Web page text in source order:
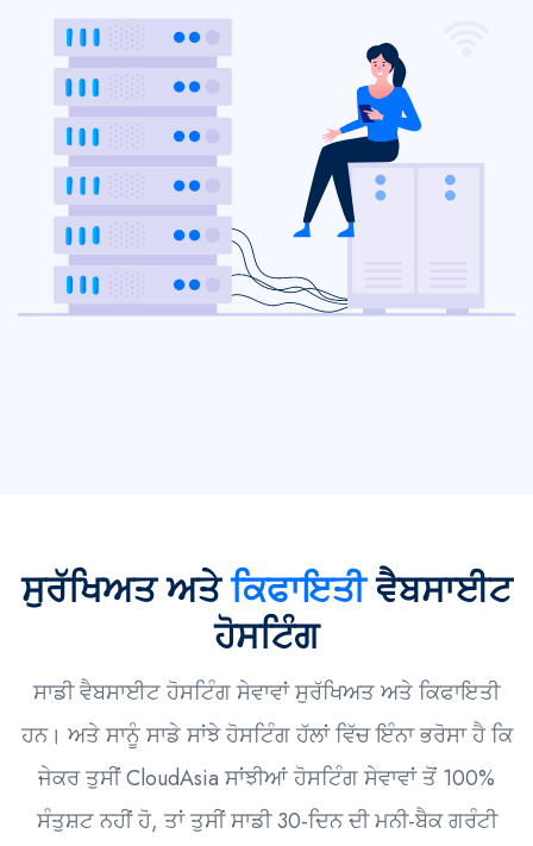
ਸੁਰੱਖਿਅਤ ਅਤੇਕਿਫਾਇਤੀਵੈਬਸਾਈਟ
ਹੋਸਟਿੰਗ
ਸਾਡੀ ਵੈਬਸਾਈਟ ਹੋਸਟਿੰਗ ਸੇਵਾਵਾਂ ਸੁਰੱਖਿਅਤ ਅਤੇ ਕਿਫਾਇਤੀ
ਹਨ। ਅਤੇ ਸਾਨੂੰ ਸਾਡੇ ਸਾਂਝੇ ਹੋਸਟਿੰਗ ਹੱਲਾਂ ਵਿੱਚ ਇੰਨਾ ਭਰੋਸਾ ਹੈ ਕਿ
ਜੇਕਰ ਤੁਸੀਂ CloudAsia ਸਾਂਝੀਆਂ ਹੋਸਟਿੰਗ ਸੇਵਾਵਾਂ ਤੋਂ 100%
ਸੰਤੁਸ਼ਟ ਨਹੀਂ ਹੋ, ਤਾਂ ਤੁਸੀਂ ਸਾਡੀ 30-ਦਿਨ ਦੀ ਮਨੀ-ਬੈਕ ਗਰੰਟੀ